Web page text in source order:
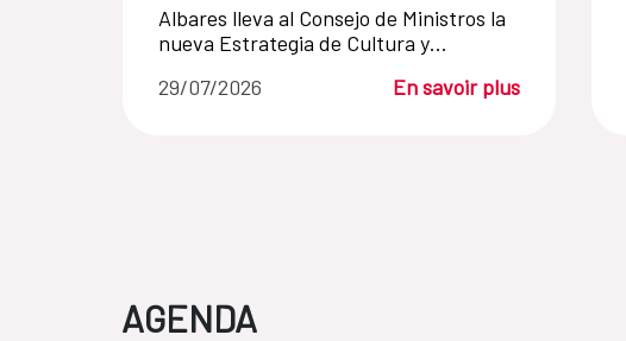
Albares lleva al Consejo de Ministros la
nueva Estrategia de Cultura y
Española
29/07/2026 En savoir plus
AGENDA